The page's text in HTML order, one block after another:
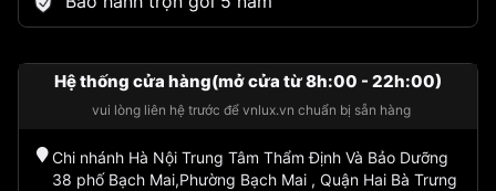
Hệ thống cửa hàng(mở cửa từ 8h:00 - 22h:00)
vui lòng liên hệ trước để vnlux.vn chuẩn bị sẵn hàng
Chi nhánh Hà Nội Trung Tâm Thẩm Định Và Bảo Dưỡng
38 phố Bạch Mai,Phường Bạch Mai , Quận Hai Bà Trưng